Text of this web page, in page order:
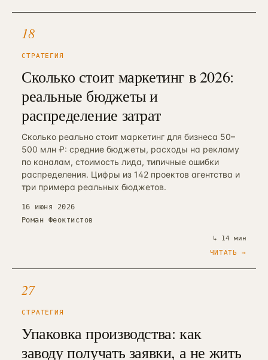
18
СТРАТЕГИЯ
Сколько стоит маркетинг в 2026:
реальные бюджеты и
распределение затрат
Сколько реально стоит маркетинг для бизнеса 50–
500 млн ₽: средние бюджеты, расходы на рекламу
по каналам, стоимость лида, типичные ошибки
распределения. Цифры из 142 проектов агентства и
три примера реальных бюджетов.
16 июня 2026
Роман Феоктистов
↳ 14 мин
ЧИТАТЬ →
27
СТРАТЕГИЯ
Упаковка производства: как
заводу получать заявки, а не жить